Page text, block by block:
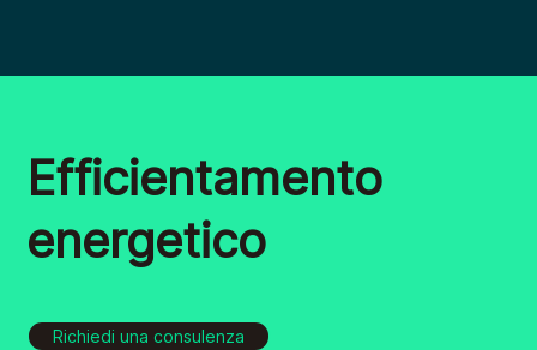
Efficientamento
energetico
Richiedi una consulenza